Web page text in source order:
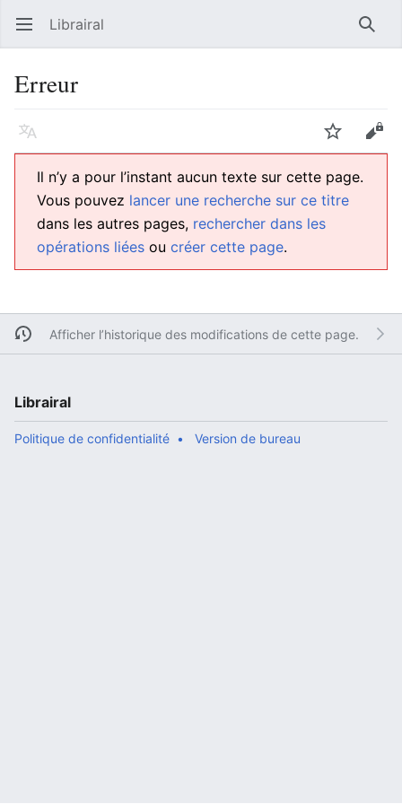
Ouvrir le menu principal Librairal
Erreur
Langue Suivre
Il n’y a pour l’instant aucun texte sur cette page.
Vous pouvez lancer une recherche sur ce titre
dans les autres pages, rechercher dans les
opérations liées ou créer cette page.
Afficher l’historique des modifications de cette page.
Librairal
Politique de confidentialité Version de bureau